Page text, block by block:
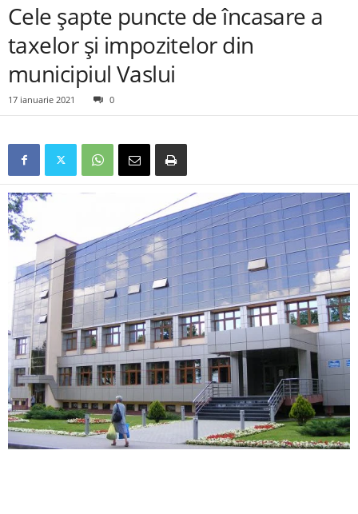
Cele șapte puncte de încasare a
taxelor și impozitelor din
municipiul Vaslui
17 ianuarie 2021 0